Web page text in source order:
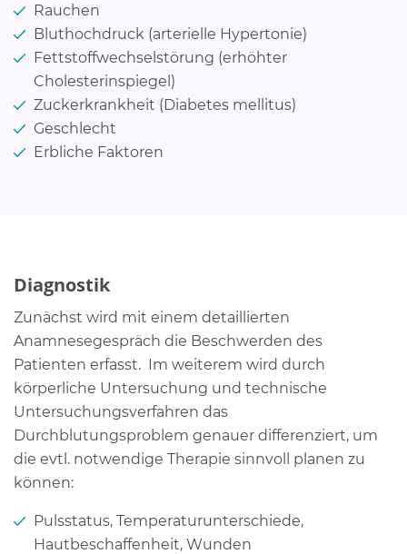
Rauchen
Bluthochdruck (arterielle Hypertonie)
Fettstoffwechselstörung (erhöhter
Cholesterinspiegel)
Zuckerkrankheit (Diabetes mellitus)
Geschlecht
Erbliche Faktoren
Diagnostik
Zunächst wird mit einem detaillierten
Anamnesegespräch die Beschwerden des
Patienten erfasst. Im weiterem wird durch
körperliche Untersuchung und technische
Untersuchungsverfahren das
Durchblutungsproblem genauer differenziert, um
die evtl. notwendige Therapie sinnvoll planen zu
können:
Pulsstatus, Temperaturunterschiede,
Hautbeschaffenheit, Wunden